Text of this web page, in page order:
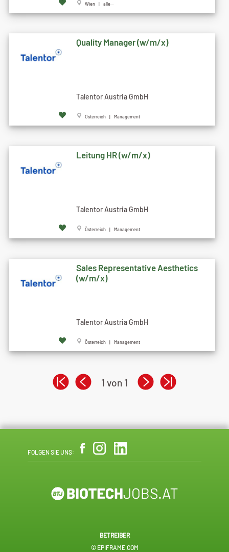
Wien | alle...
Quality Manager (w/m/x)
Talentor Austria GmbH
Österreich | Management
Leitung HR (w/m/x)
Talentor Austria GmbH
Österreich | Management
Sales Representative Aesthetics
(w/m/x)
Talentor Austria GmbH
Österreich | Management
1 von 1
FOLGEN SIE UNS:
BETREIBER
© EPIFRAME.COM